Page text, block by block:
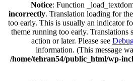
Notice: Function
incorrectly. Translation loading for the
too early. This is usually an indicator
theme running too early. Translations
action or later. Please see
information. (This message
/home/tehran54/public_html/wp-